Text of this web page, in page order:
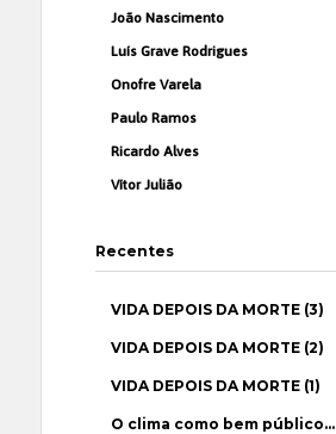
João Nascimento
Luís Grave Rodrigues
Onofre Varela
Paulo Ramos
Ricardo Alves
Vítor Julião
Recentes
VIDA DEPOIS DA MORTE (3)
VIDA DEPOIS DA MORTE (2)
VIDA DEPOIS DA MORTE (1)
O clima como bem público…